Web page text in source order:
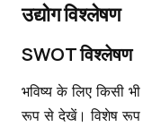
उद्योग विश्लेषण
SWOT विश्लेषण
भविष्य के लिए किसी
रूप से देखें। विशेष रूप